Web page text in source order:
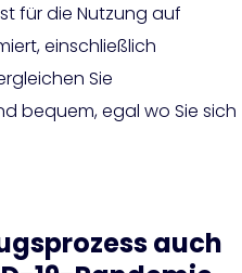
für die Nutzung auf
einschließlich
Sie
bequem, egal wo Sie sich
auch